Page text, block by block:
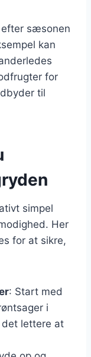
efter sæsonen
kan
for
til
simpel
Her
for at sikre,
: Start med
i
det lettere at